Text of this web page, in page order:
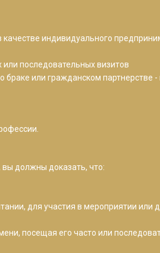
индивидуального
последовательных визитов
браке или гражданском
должны доказать, что:
для участия в мероприятии или
посещая его часто или